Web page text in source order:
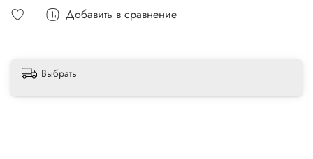
Добавить в сравнение
Выбрать